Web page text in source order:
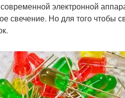
электронной
свечение. Но для того чтобы